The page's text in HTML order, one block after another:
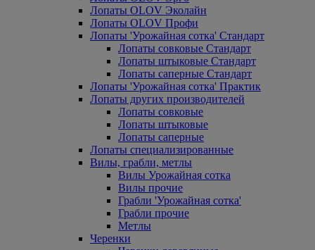
Лопаты OLOV Эколайн
Лопаты OLOV Профи
Лопаты 'Урожайная сотка' Стандарт
Лопаты совковые Стандарт
Лопаты штыковые Стандарт
Лопаты саперные Стандарт
Лопаты 'Урожайная сотка' Практик
Лопаты других производителей
Лопаты совковые
Лопаты штыковые
Лопаты саперные
Лопаты специализированные
Вилы, грабли, метлы
Вилы Урожайная сотка
Вилы прочие
Грабли 'Урожайная сотка'
Грабли прочие
Метлы
Черенки